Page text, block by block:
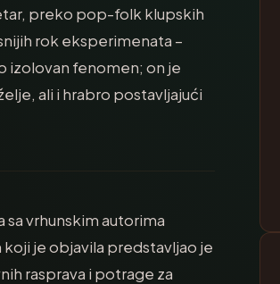
preko pop-folk klupskih
rok eksperimenata –
izolovan fenomen; on je
ali i hrabro postavljajući
vrhunskim autorima
je objavila predstavljao je
rasprava i potrage za